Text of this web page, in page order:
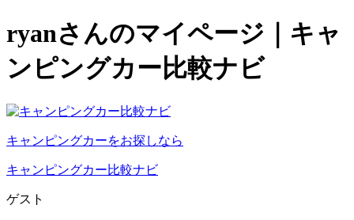
ryanさんのマイページ｜キャ
ンピングカー比較ナビ
キャンピングカーをお探しなら
キャンピングカー比較ナビ
ゲスト